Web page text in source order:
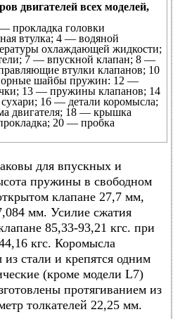
двигателей всех моделей,
прокладка головки
втулка; 4 — водяной
охлаждающей жидкости;
7 — впускной клапан; 8 —
втулки клапанов; 10
шайбы пружин: 12 —
13 — пружины клапанов; 14
16 — детали коромысла;
двигателя; 18 — крышка
20 — пробка
для впускных и
пружины в свободном
клапане 27,7 мм,
мм. Усилие сжатия
85,33-93,21 кгс. при
кгс. Коромысла
стали и крепятся одним
(кроме модели L7)
протягиванием из
толкателей 22,25 мм.